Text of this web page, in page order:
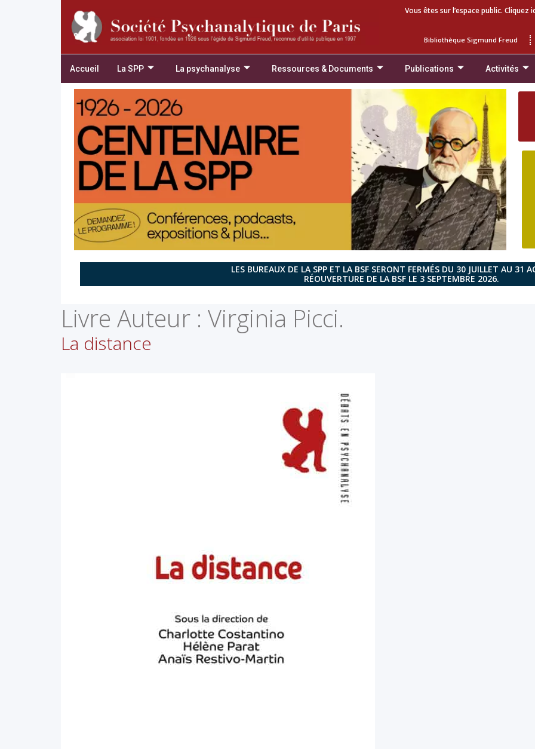
Vous êtes sur l’espace public.
Bibliothèque Sigmund Freud
Accueil La SPP La psychanalyse Ressources & Documents Publications Activités
LES BUREAUX DE LA SPP ET LA BSF SERONT FERMÉS DU 30 JUILLET AU 31
RÉOUVERTURE DE LA BSF LE 3 SEPTEMBRE 2026.
Livre Auteur : Virginia Picci.
La distance